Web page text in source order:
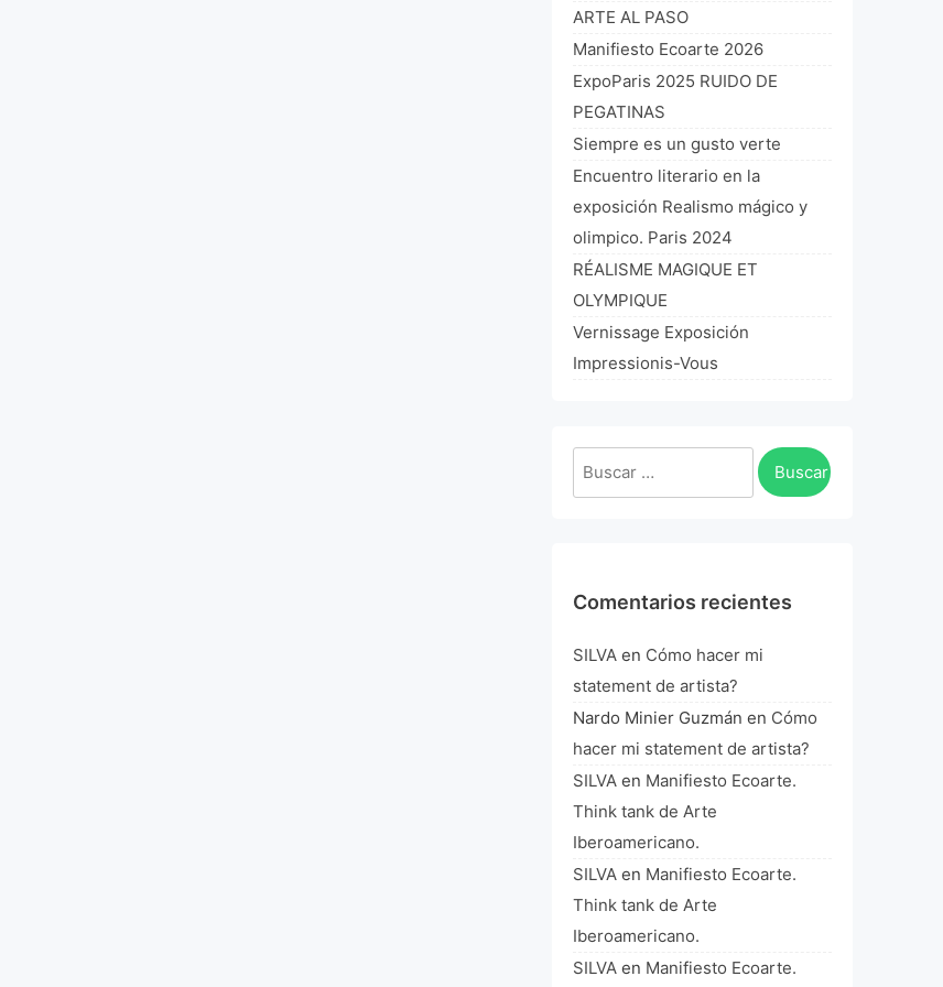
ARTE AL PASO
Manifiesto Ecoarte 2026
ExpoParis 2025 RUIDO DE
PEGATINAS
Siempre es un gusto verte
Encuentro literario en la
exposición Realismo mágico y
olimpico. Paris 2024
RÉALISME MAGIQUE ET
OLYMPIQUE
Vernissage Exposición
Impressionis-Vous
Buscar:
Comentarios recientes
SILVA en Cómo hacer mi
statement de artista?
Nardo Minier Guzmán en Cómo
hacer mi statement de artista?
SILVA en Manifiesto Ecoarte.
Think tank de Arte
Iberoamericano.
SILVA en Manifiesto Ecoarte.
Think tank de Arte
Iberoamericano.
SILVA en Manifiesto Ecoarte.